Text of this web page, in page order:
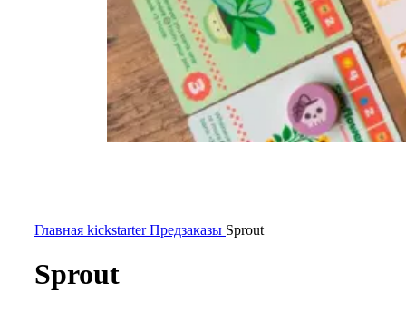
Главная kickstarterПредзаказы Sprout
Sprout